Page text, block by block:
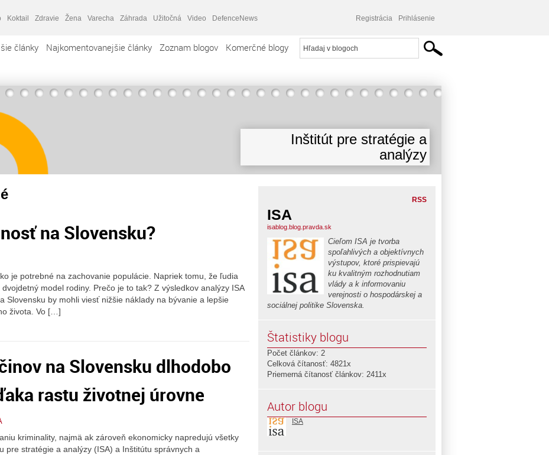
Koktail Zdravie Žena Varecha Záhrada Užitočná Video DefenceNews Registrácia Prihlásenie
články Najkomentovanejšie články Zoznam blogov Komerčné blogy
Inštitút pre stratégie a
analýzy
na Slovensku?
je potrebné na zachovanie populácie. Napriek tomu, že ľudia
model rodiny. Prečo je to tak? Z výsledkov analýzy ISA
Slovensku by mohli viesť nižšie náklady na bývanie a lepšie
života. Vo […]
na Slovensku dlhodobo
rastu životnej úrovne
kriminality, najmä ak zároveň ekonomicky napredujú všetky
pre stratégie a analýzy (ISA) a Inštitútu správnych a
RSS
ISA
isablog.blog.pravda.sk
Cieľom ISA je tvorba
spoľahlivých a objektívnych
výstupov, ktoré prispievajú
ku kvalitným rozhodnutiam
vlády a k informovaniu
verejnosti o hospodárskej a
sociálnej politike Slovenska.
Štatistiky blogu
Počet článkov: 2
Celková čítanosť: 4821x
Priemerná čítanosť článkov: 2411x
Autor blogu
ISA